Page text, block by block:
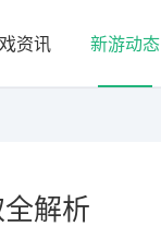
资讯 新游动态
解析